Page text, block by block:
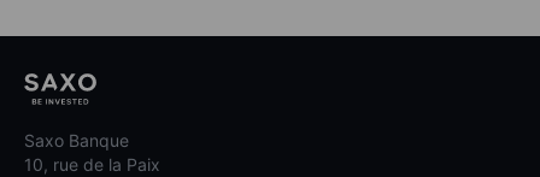
Saxo Banque
10, rue de la Paix